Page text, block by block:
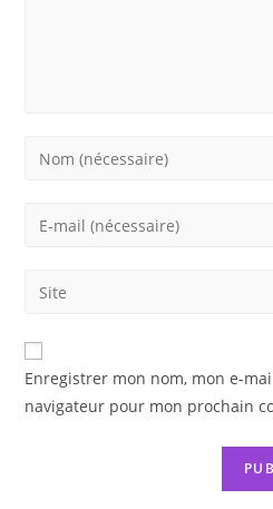
Enter
Enter
address
comment
Saisir
de
votre
(facultatif)
Enregistrer mon nom, mon e-
navigateur pour mon prochain